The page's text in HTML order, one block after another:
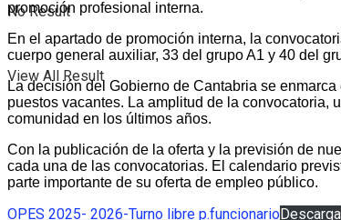
No Result
View All Result
promoción profesional interna.
En el apartado de promoción interna, la
cuerpo general auxiliar, 33 del grupo A1 y 40 del
La decisión del Gobierno de Cantabria se
puestos vacantes. La amplitud de la convocatoria,
comunidad en los últimos años.
Con la publicación de la oferta y la previsión de
cada una de las convocatorias. El calendario
parte importante de su oferta de empleo público.
OPES 2025- 2026-Turno libre p.funcionarioDescarga